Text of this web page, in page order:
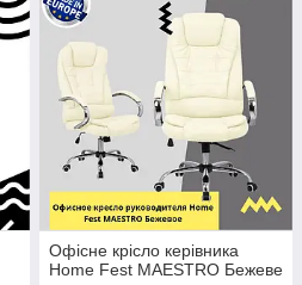
Офісне крісло керівника
Home Fest MAESTRO Бежеве